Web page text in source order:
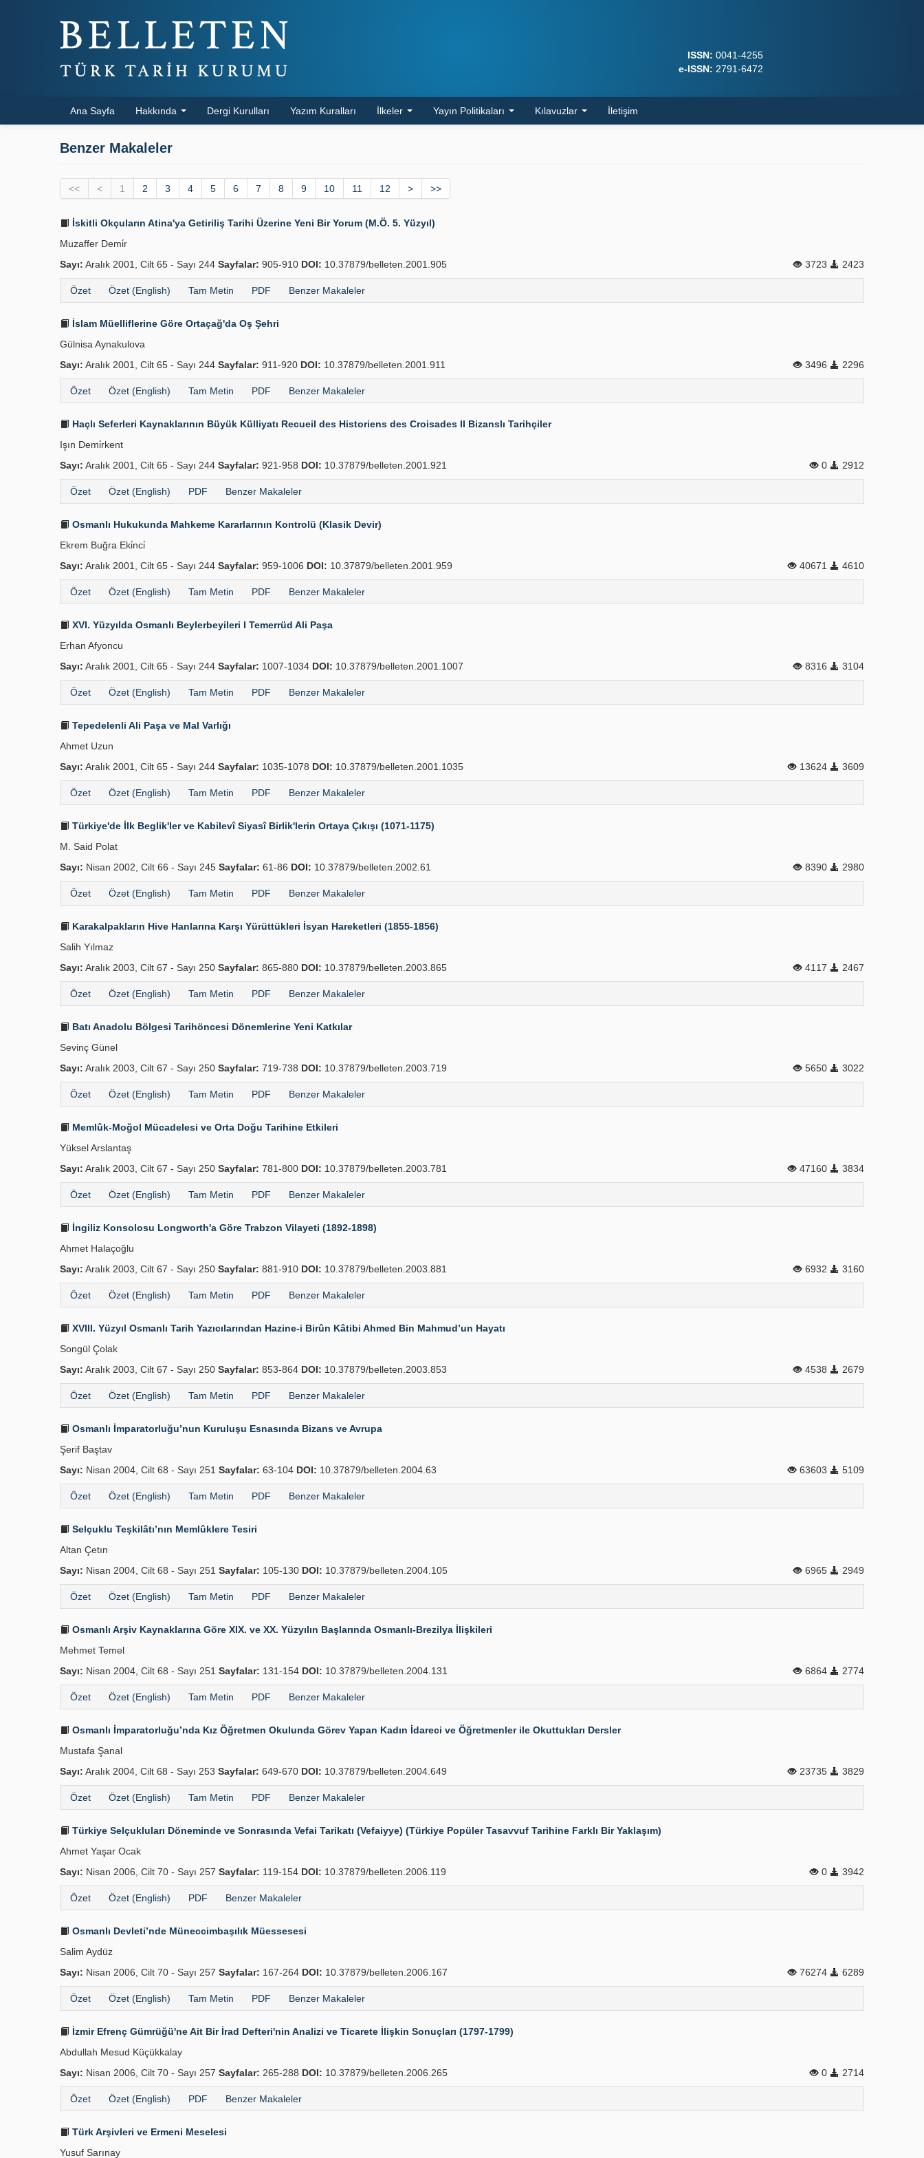
ISSN: 0041-4255
e-ISSN: 2791-6472
Ana Sayfa Hakkında Dergi Kurulları Yazım Kuralları İlkeler Yayın Politikaları Kılavuzlar İletişim
Benzer Makaleler
<< < 1 2 3 4 5 6 7 8 9 10 11 12 > >>
İskitli Okçuların Atina'ya Getiriliş Tarihi Üzerine Yeni Bir Yorum (M.Ö. 5. Yüzyıl)
Muzaffer Demi̇r
Sayı: Aralık 2001, Cilt 65 - Sayı 244 Sayfalar: 905-910 DOI: 10.37879/belleten.2001.905 3723 2423
Özet Özet (English) Tam Metin PDF Benzer Makaleler
İslam Müelliflerine Göre Ortaçağ'da Oş Şehri
Gülnisa Aynakulova
Sayı: Aralık 2001, Cilt 65 - Sayı 244 Sayfalar: 911-920 DOI: 10.37879/belleten.2001.911 3496 2296
Özet Özet (English) Tam Metin PDF Benzer Makaleler
Haçlı Seferleri Kaynaklarının Büyük Külliyatı Recueil des Historiens des Croisades II Bizanslı Tarihçiler
Işın Demi̇rkent
Sayı: Aralık 2001, Cilt 65 - Sayı 244 Sayfalar: 921-958 DOI: 10.37879/belleten.2001.921 0 2912
Özet Özet (English) PDF Benzer Makaleler
Osmanlı Hukukunda Mahkeme Kararlarının Kontrolü (Klasik Devir)
Ekrem Buğra Eki̇nci̇
Sayı: Aralık 2001, Cilt 65 - Sayı 244 Sayfalar: 959-1006 DOI: 10.37879/belleten.2001.959 40671 4610
Özet Özet (English) Tam Metin PDF Benzer Makaleler
XVI. Yüzyılda Osmanlı Beylerbeyileri I Temerrüd Ali Paşa
Erhan Afyoncu
Sayı: Aralık 2001, Cilt 65 - Sayı 244 Sayfalar: 1007-1034 DOI: 10.37879/belleten.2001.1007 8316 3104
Özet Özet (English) Tam Metin PDF Benzer Makaleler
Tepedelenli Ali Paşa ve Mal Varlığı
Ahmet Uzun
Sayı: Aralık 2001, Cilt 65 - Sayı 244 Sayfalar: 1035-1078 DOI: 10.37879/belleten.2001.1035 13624 3609
Özet Özet (English) Tam Metin PDF Benzer Makaleler
Türkiye'de İlk Beglik'ler ve Kabilevî Siyasî Birlik'lerin Ortaya Çıkışı (1071-1175)
M. Said Polat
Sayı: Nisan 2002, Cilt 66 - Sayı 245 Sayfalar: 61-86 DOI: 10.37879/belleten.2002.61 8390 2980
Özet Özet (English) Tam Metin PDF Benzer Makaleler
Karakalpakların Hive Hanlarına Karşı Yürüttükleri İsyan Hareketleri (1855-1856)
Salih Yılmaz
Sayı: Aralık 2003, Cilt 67 - Sayı 250 Sayfalar: 865-880 DOI: 10.37879/belleten.2003.865 4117 2467
Özet Özet (English) Tam Metin PDF Benzer Makaleler
Batı Anadolu Bölgesi Tarihöncesi Dönemlerine Yeni Katkılar
Sevinç Günel
Sayı: Aralık 2003, Cilt 67 - Sayı 250 Sayfalar: 719-738 DOI: 10.37879/belleten.2003.719 5650 3022
Özet Özet (English) Tam Metin PDF Benzer Makaleler
Memlûk-Moğol Mücadelesi ve Orta Doğu Tarihine Etkileri
Yüksel Arslantaş
Sayı: Aralık 2003, Cilt 67 - Sayı 250 Sayfalar: 781-800 DOI: 10.37879/belleten.2003.781 47160 3834
Özet Özet (English) Tam Metin PDF Benzer Makaleler
İngiliz Konsolosu Longworth'a Göre Trabzon Vilayeti (1892-1898)
Ahmet Halaçoğlu
Sayı: Aralık 2003, Cilt 67 - Sayı 250 Sayfalar: 881-910 DOI: 10.37879/belleten.2003.881 6932 3160
Özet Özet (English) Tam Metin PDF Benzer Makaleler
XVIII. Yüzyıl Osmanlı Tarih Yazıcılarından Hazine-i Birûn Kâtibi Ahmed Bin Mahmud’un Hayatı
Songül Çolak
Sayı: Aralık 2003, Cilt 67 - Sayı 250 Sayfalar: 853-864 DOI: 10.37879/belleten.2003.853 4538 2679
Özet Özet (English) Tam Metin PDF Benzer Makaleler
Osmanlı İmparatorluğu’nun Kuruluşu Esnasında Bizans ve Avrupa
Şerif Baştav
Sayı: Nisan 2004, Cilt 68 - Sayı 251 Sayfalar: 63-104 DOI: 10.37879/belleten.2004.63 63603 5109
Özet Özet (English) Tam Metin PDF Benzer Makaleler
Selçuklu Teşkilâtı’nın Memlûklere Tesiri
Altan Çetın
Sayı: Nisan 2004, Cilt 68 - Sayı 251 Sayfalar: 105-130 DOI: 10.37879/belleten.2004.105 6965 2949
Özet Özet (English) Tam Metin PDF Benzer Makaleler
Osmanlı Arşiv Kaynaklarına Göre XIX. ve XX. Yüzyılın Başlarında Osmanlı-Brezilya İlişkileri
Mehmet Temel
Sayı: Nisan 2004, Cilt 68 - Sayı 251 Sayfalar: 131-154 DOI: 10.37879/belleten.2004.131 6864 2774
Özet Özet (English) Tam Metin PDF Benzer Makaleler
Osmanlı İmparatorluğu’nda Kız Öğretmen Okulunda Görev Yapan Kadın İdareci ve Öğretmenler ile Okuttukları Dersler
Mustafa Şanal
Sayı: Aralık 2004, Cilt 68 - Sayı 253 Sayfalar: 649-670 DOI: 10.37879/belleten.2004.649 23735 3829
Özet Özet (English) Tam Metin PDF Benzer Makaleler
Türkiye Selçukluları Döneminde ve Sonrasında Vefai Tarikatı (Vefaiyye) (Türkiye Popüler Tasavvuf Tarihine Farklı Bir Yaklaşım)
Ahmet Yaşar Ocak
Sayı: Nisan 2006, Cilt 70 - Sayı 257 Sayfalar: 119-154 DOI: 10.37879/belleten.2006.119 0 3942
Özet Özet (English) PDF Benzer Makaleler
Osmanlı Devleti’nde Müneccimbaşılık Müessesesi
Salim Aydüz
Sayı: Nisan 2006, Cilt 70 - Sayı 257 Sayfalar: 167-264 DOI: 10.37879/belleten.2006.167 76274 6289
Özet Özet (English) Tam Metin PDF Benzer Makaleler
İzmir Efrenç Gümrüğü'ne Ait Bir İrad Defteri'nin Analizi ve Ticarete İlişkin Sonuçları (1797-1799)
Abdullah Mesud Küçükkalay
Sayı: Nisan 2006, Cilt 70 - Sayı 257 Sayfalar: 265-288 DOI: 10.37879/belleten.2006.265 0 2714
Özet Özet (English) PDF Benzer Makaleler
Türk Arşivleri ve Ermeni Meselesi
Yusuf Sarınay